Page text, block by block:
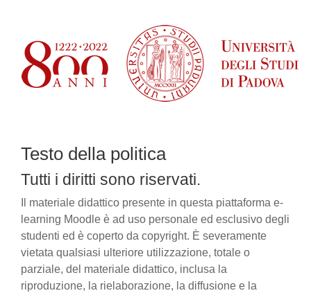
Testo della politica
Tutti i diritti sono riservati.
Il materiale didattico presente in questa piattaforma e-
learning Moodle è ad uso personale ed esclusivo degli
studenti ed è coperto da copyright. È severamente
vietata qualsiasi ulteriore utilizzazione, totale o
parziale, del materiale didattico, inclusa la
riproduzione, la rielaborazione, la diffusione e la